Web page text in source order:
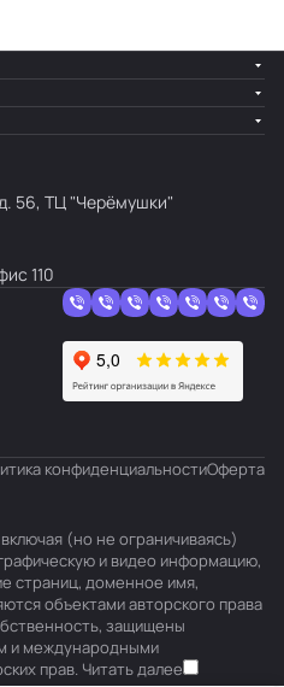
56, ТЦ "Черёмушки"
110
конфиденциальностиОферта
(но не ограничиваясь)
и видео информацию,
страниц, доменное имя,
объектами авторского права
защищены
и международными
прав. Читать далее